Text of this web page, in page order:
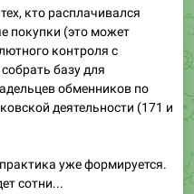
кто расплачивался
покупки (это может
контроля с
базу для
обменников по
деятельности (171 и
уже формируется.
сотни...